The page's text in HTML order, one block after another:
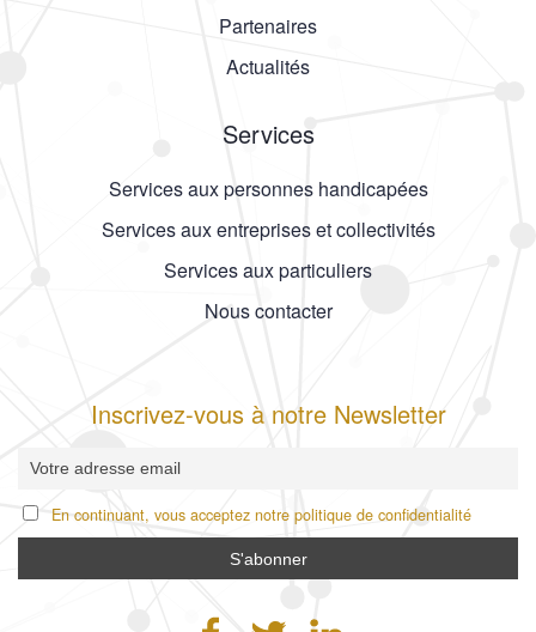
Partenaires
Actualités
Services
Services aux personnes handicapées
Services aux entreprises et collectivités
Services aux particuliers
Nous contacter
Inscrivez-vous à notre Newsletter
En continuant, vous acceptez notre politique de confidentialité